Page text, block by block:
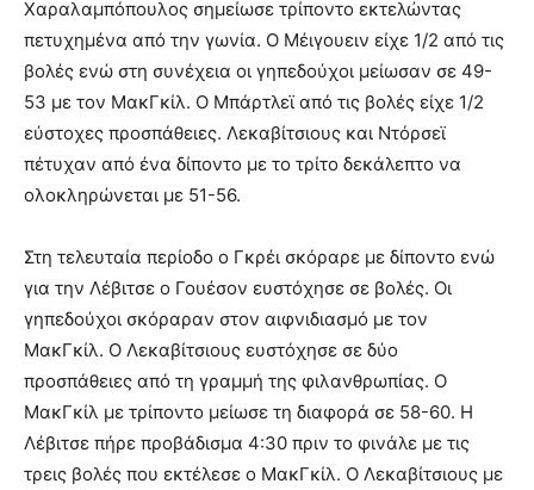
Χαραλαμπόπουλος σημείωσε τρίποντο εκτελώντας
πετυχημένα από την γωνία. Ο Μέιγουειν είχε 1/2 από τις
βολές ενώ στη συνέχεια οι γηπεδούχοι μείωσαν σε 49-
53 με τον ΜακΓκίλ. Ο Μπάρτλεϊ από τις βολές είχε 1/2
εύστοχες προσπάθειες. Λεκαβίτσιους και Ντόρσεϊ
πέτυχαν από ένα δίποντο με το τρίτο δεκάλεπτο να
ολοκληρώνεται με 51-56.
Στη τελευταία περίοδο ο Γκρέι σκόραρε με δίποντο ενώ
για την Λέβιτσε ο Γουέσον ευστόχησε σε βολές. Οι
γηπεδούχοι σκόραραν στον αιφνιδιασμό με τον
ΜακΓκίλ. Ο Λεκαβίτσιους ευστόχησε σε δύο
προσπάθειες από τη γραμμή της φιλανθρωπίας. Ο
ΜακΓκίλ με τρίποντο μείωσε τη διαφορά σε 58-60. Η
Λέβιτσε πήρε προβάδισμα 4:30 πριν το φινάλε με τις
τρεις βολές που εκτέλεσε ο ΜακΓκίλ. Ο Λεκαβίτσιους με